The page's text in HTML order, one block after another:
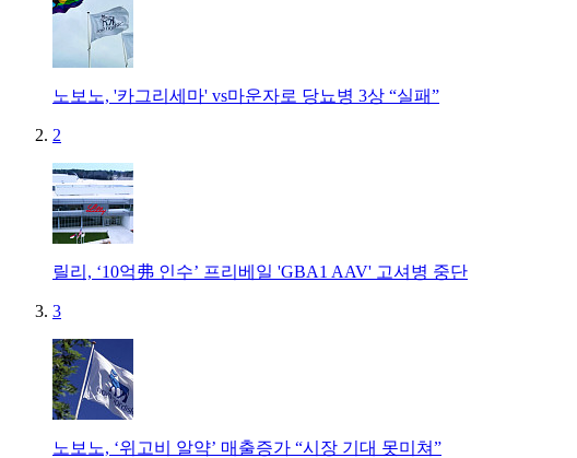
노보노, '카그리세마' vs마운자로 당뇨병 3상 “실패”
2
릴리, ‘10억弗 인수’ 프리베일 'GBA1 AAV' 고셔병 중단
3
노보노, ‘위고비 알약’ 매출증가 “시장 기대 못미쳐”